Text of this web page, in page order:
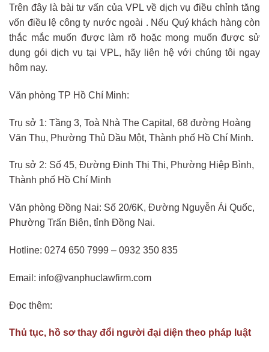
Trên đây là bài tư vấn của VPL về dịch vụ điều chỉnh tăng
vốn điều lệ công ty nước ngoài . Nếu Quý khách hàng còn
thắc mắc muốn được làm rõ hoặc mong muốn được sử
dụng gói dịch vụ tại VPL, hãy liên hệ với chúng tôi ngay
hôm nay.
Văn phòng TP Hồ Chí Minh:
Trụ sở 1: Tầng 3, Toà Nhà The Capital, 68 đường Hoàng
Văn Thụ, Phường Thủ Dầu Một, Thành phố Hồ Chí Minh.
Trụ sở 2: Số 45, Đường Đinh Thị Thi, Phường Hiệp Bình,
Thành phố Hồ Chí Minh
Văn phòng Đồng Nai: Số 20/6K, Đường Nguyễn Ái Quốc,
Phường Trấn Biên, tỉnh Đồng Nai.
Hotline: 0274 650 7999 – 0932 350 835
Email: info@vanphuclawfirm.com
Đọc thêm:
Thủ tục, hồ sơ thay đổi người đại diện theo pháp luật